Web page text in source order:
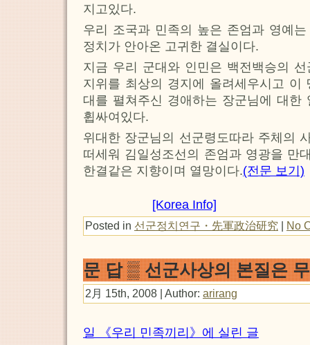
지고있다.
우리 조국과 민족의 높은 존엄과 영예
정치가 안아온 고귀한 결실이다.
지금 우리 군대와 인민은 백전백승의
지위를 최상의 경지에 올려세우시고 이
대를 펼쳐주신 경애하는 장군님에 대한
휩싸여있다.
위대한 장군님의 선군령도따라 주체의
떠세워 김일성조선의 존엄과 영광을 만
한결같은 지향이며 열망이다.(전문 보기)
[Korea Info]
Posted in 선군정치연구・先軍政治研究 | No
문 답 ▒ 선군사상의 본질은
2月 15th, 2008 | Author: arirang
일 《우리 민족끼리》에 실린 글